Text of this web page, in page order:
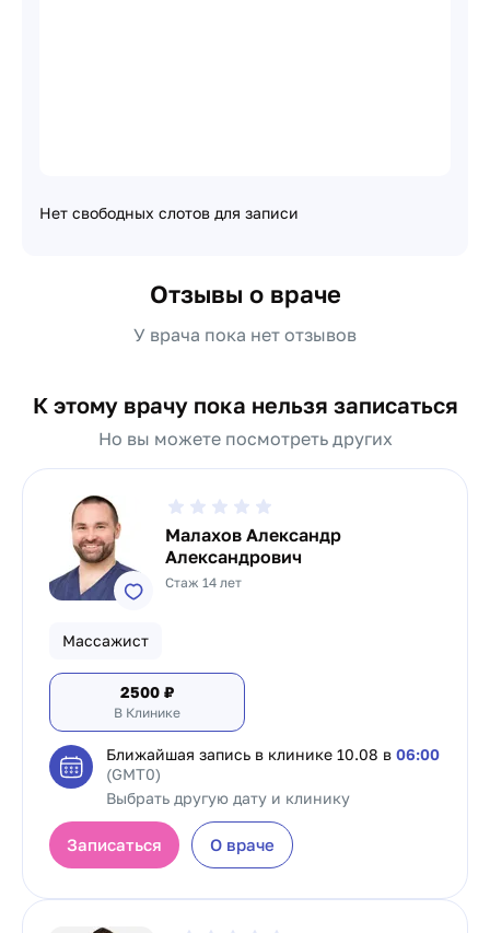
Нет свободных слотов для записи
Отзывы о враче
У врача пока нет отзывов
К этому врачу пока нельзя записаться
Но вы можете посмотреть других
Малахов Александр
Александрович
Стаж 14 лет
Массажист
2500 ₽
В Клинике
Ближайшая запись в клинике 10.08 в 06:00
(GMT0)
Выбрать другую дату и клинику
Записаться О враче